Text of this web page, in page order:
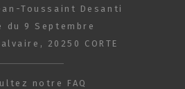
Toussaint Desanti
du 9 Septembre
20250 CORTE
notre FAQ